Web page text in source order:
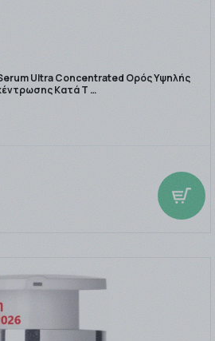
Ultra Concentrated Ορός Υψηλής
Κατά Τ …